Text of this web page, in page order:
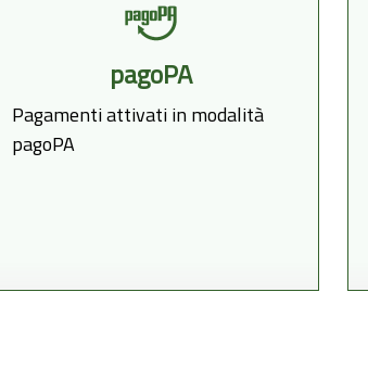
pagoPA
Pagamenti attivati in modalità
pagoPA